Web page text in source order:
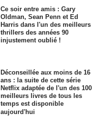
Ce soir entre amis : Gary
Oldman, Sean Penn et Ed
Harris dans l'un des meilleurs
thrillers des années 90
injustement oublié !
Déconseillée aux moins de 16
ans : la suite de cette série
Netflix adaptée de l'un des 100
meilleurs livres de tous les
temps est disponible
aujourd'hui